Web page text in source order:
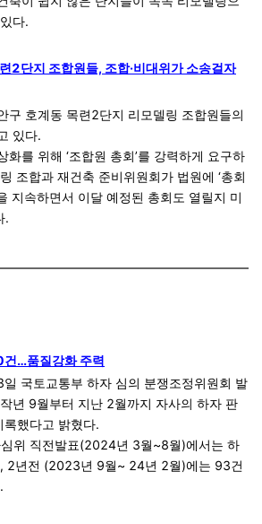
다.
2단지 조합원들, 조합·비대위가 소송걸자
구 호계동 목련2단지 리모델링 조합원들의
있다.
화를 위해 ‘조합원 총회’를 강력하게 요구하
조합과 재건축 준비위원회가 법원에 ‘총회
지속하면서 이달 예정된 총회도 열릴지 미
.
…품질강화 주력
국토교통부 하자 심의 분쟁조정위원회 발
년 9월부터 지난 2월까지 자사의 하자 판
했다고 밝혔다.
위 직전발표(2024년 3월~8월)에서는 하
2년전 (2023년 9월~ 24년 2월)에는 93건